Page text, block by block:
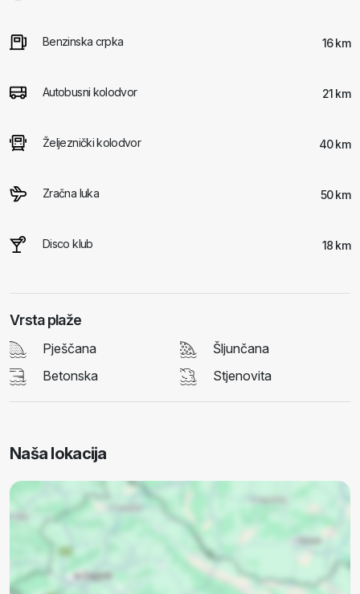
Benzinska crpka 16 km
Autobusni kolodvor 21 km
Željeznički kolodvor 40 km
Zračna luka 50 km
Disco klub 18 km
Vrsta plaže
Pješčana
Šljunčana
Betonska
Stjenovita
Naša lokacija